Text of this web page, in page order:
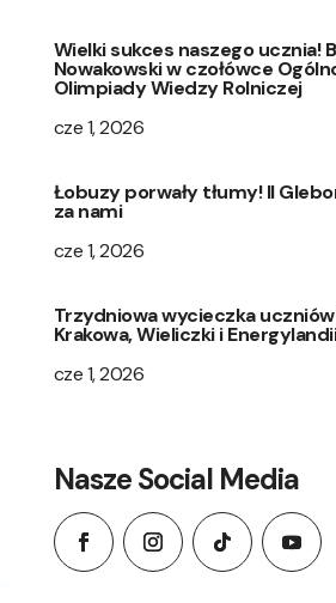
Wielki sukces naszego ucznia!
Nowakowski w czołówce
Olimpiady Wiedzy Rolniczej
cze 1, 2026
Łobuzy porwały tłumy! II
za nami
cze 1, 2026
Trzydniowa wycieczka uczniów
Krakowa, Wieliczki i
cze 1, 2026
Nasze Social Media